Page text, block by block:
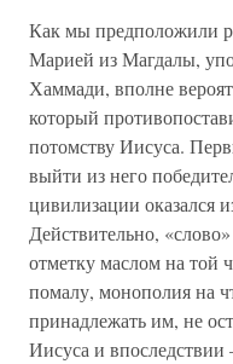
Как мы предположили
Марией из Магдалы,
Хаммади, вполне
который
потомству Иисуса.
выйти из него
цивилизации оказался
Действительно,
отметку маслом на той
помалу, монополия на
принадлежать им, не
Иисуса и